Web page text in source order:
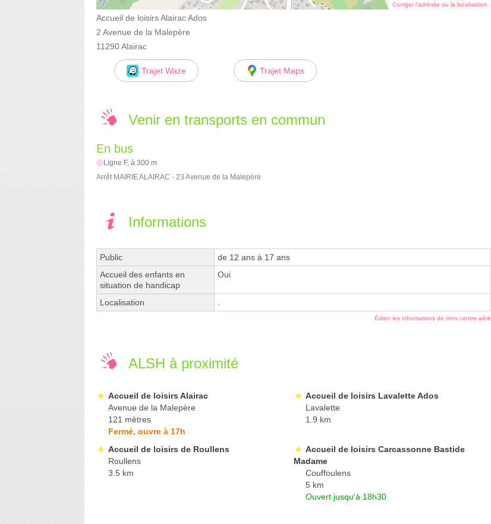
Corriger l’adresse ou la localisation
Accueil de loisirs Alairac Ados
2 Avenue de la Malepère
11290 Alairac
Trajet Waze Trajet Maps
Venir en transports en commun
En bus
Ligne F, à 300 m
Arrêt MAIRIE ALAIRAC - 23 Avenue de la Malepère
Informations
Public
de 12 ans à 17 ans
Accueil des enfants en
situation de handicap
Oui
Localisation
Éditer les informations de mon centre aéré
ALSH à proximité
Accueil de loisirs Alairac
Avenue de la Malepère
121 mètres
Fermé, ouvre à 17h
Accueil de loisirs Lavalette Ados
Lavalette
1.9 km
Accueil de loisirs de Roullens
Roullens
3.5 km
Accueil de loisirs Carcassonne Bastide
Madame
Couffoulens
5 km
Ouvert jusqu'à 18h30